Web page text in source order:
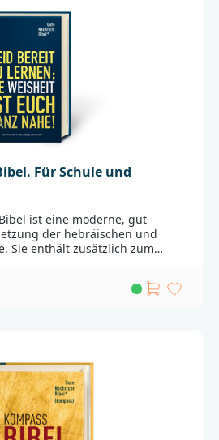
Vergleichsstellen am Fuß
Lese- und
Zeittafeln, LandkarteDie
Spätschriften des Alten
Widmungsblätter zum
Produktsicherheit wenden Sie
BibelgesellschaftBalinger Str.
Für Schule und
ist eine moderne, gut
der hebräischen und
Sie enthält zusätzlich zum
Beim Verständnis des Textes
Übersetzung, weiterführende
und Gemeinde bietet den
Gute Nachricht Bibel mit den
Testaments in einer
Bibeltext der Neuausgabe
Versziffern im Text,